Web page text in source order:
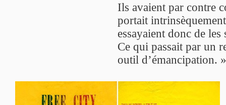
Ils avaient par contre
portait
essayaient donc de
Ce qui passait par un
outil d’émancipation. »